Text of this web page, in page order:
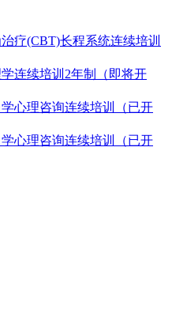
疗(CBT)长程系统连续培训
学连续培训2年制（即将开
学心理咨询连续培训（已开
学心理咨询连续培训（已开